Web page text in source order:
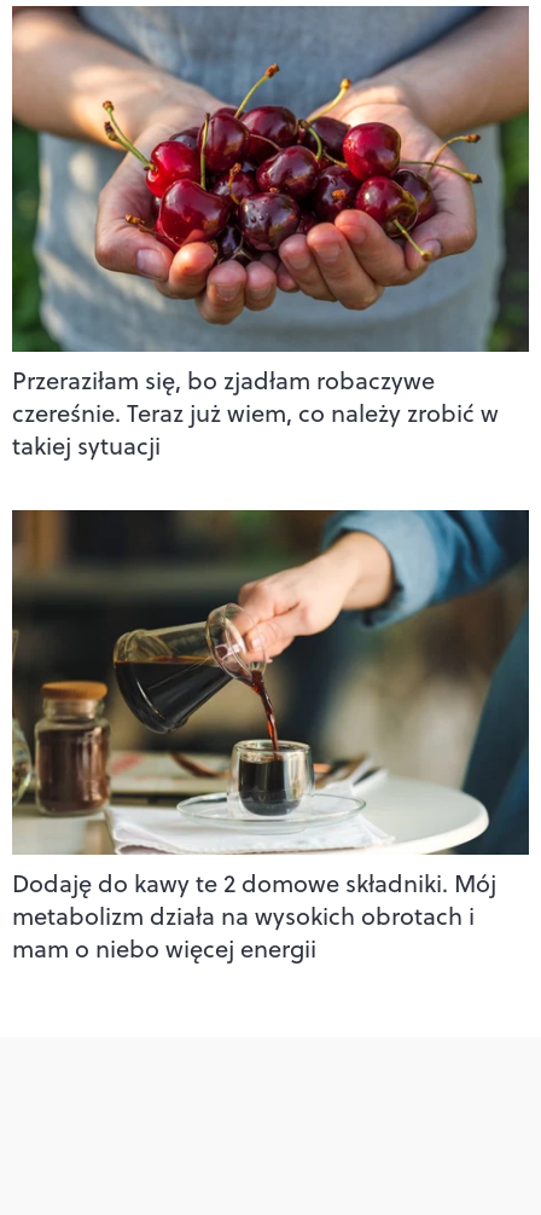
Przeraziłam się, bo zjadłam robaczywe
czereśnie. Teraz już wiem, co należy zrobić w
takiej sytuacji
Dodaję do kawy te 2 domowe składniki. Mój
metabolizm działa na wysokich obrotach i
mam o niebo więcej energii